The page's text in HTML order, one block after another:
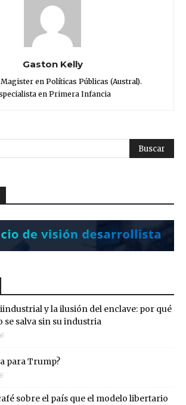
Gaston Kelly
en Políticas Públicas (Austral).
en Primera Infancia
y la ilusión del enclave: por qué
salva sin su industria
para Trump?
sobre el país que el modelo libertario